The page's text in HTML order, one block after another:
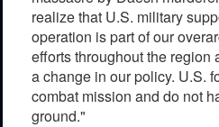
realize that U.S. military
operation is part of our
efforts throughout the region
a change in our policy. U.S.
combat mission and do not
ground."